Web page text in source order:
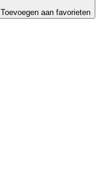
Toevoegen aan favorieten